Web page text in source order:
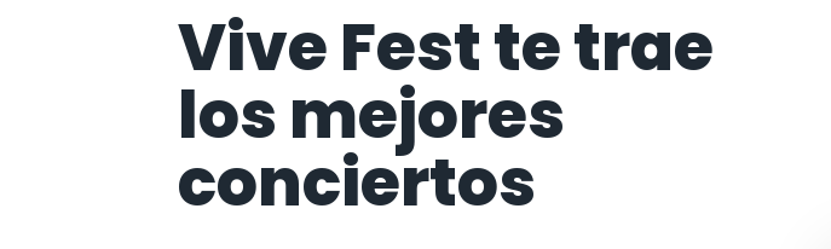
Vive Fest te trae
los mejores
conciertos